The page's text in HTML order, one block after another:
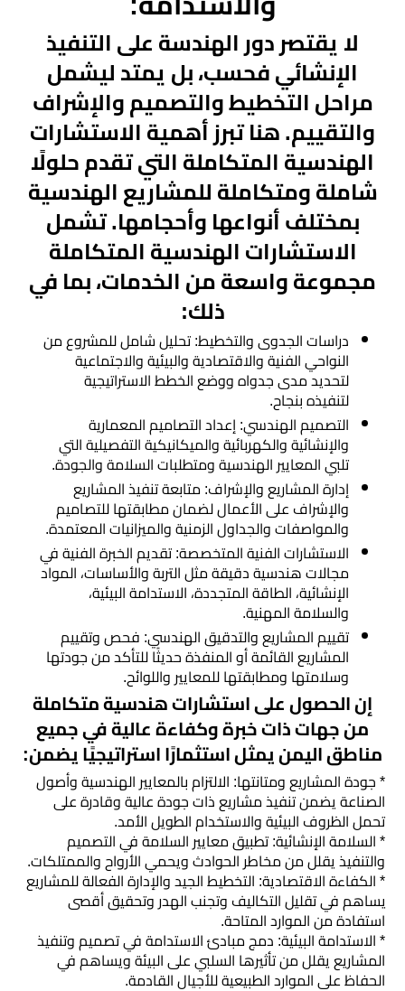
لا يقتصر دور الهندسة على التنفيذ
الإنشائي فحسب، بل يمتد ليشمل
مراحل التخطيط والتصميم والإشراف
والتقييم. هنا تبرز أهمية الاستشارات
الهندسية المتكاملة التي تقدم حلولًا
شاملة ومتكاملة للمشاريع الهندسية
بمختلف أنواعها وأحجامها. تشمل
الاستشارات الهندسية المتكاملة
مجموعة واسعة من الخدمات، بما في
ذلك:
دراسات الجدوى والتخطيط: تحليل شامل للمشروع من
النواحي الفنية والاقتصادية والبيئية والاجتماعية
لتحديد مدى جدواه ووضع الخطط الاستراتيجية
لتنفيذه بنجاح.
التصميم الهندسي: إعداد التصاميم المعمارية
والإنشائية والكهربائية والميكانيكية التفصيلية التي
تلبي المعايير الهندسية ومتطلبات السلامة والجودة.
إدارة المشاريع والإشراف: متابعة تنفيذ المشاريع
والإشراف على الأعمال لضمان مطابقتها للتصاميم
والمواصفات والجداول الزمنية والميزانيات المعتمدة.
الاستشارات الفنية المتخصصة: تقديم الخبرة الفنية في
مجالات هندسية دقيقة مثل التربة والأساسات، المواد
الإنشائية، الطاقة المتجددة، الاستدامة البيئية،
والسلامة المهنية.
تقييم المشاريع والتدقيق الهندسي: فحص وتقييم
المشاريع القائمة أو المنفذة حديثًا للتأكد من جودتها
وسلامتها ومطابقتها للمعايير واللوائح.
إن الحصول على استشارات هندسية متكاملة
من جهات ذات خبرة وكفاءة عالية في جميع
مناطق اليمن يمثل استثمارًا استراتيجيًا يضمن:
* جودة المشاريع ومتانتها: الالتزام بالمعايير الهندسية وأصول
الصناعة يضمن تنفيذ مشاريع ذات جودة عالية وقادرة على
تحمل الظروف البيئية والاستخدام الطويل الأمد.
* السلامة الإنشائية: تطبيق معايير السلامة في التصميم
والتنفيذ يقلل من مخاطر الحوادث ويحمي الأرواح والممتلكات.
* الكفاءة الاقتصادية: التخطيط الجيد والإدارة الفعالة للمشاريع
يساهم في تقليل التكاليف وتجنب الهدر وتحقيق أقصى
استفادة من الموارد المتاحة.
* الاستدامة البيئية: دمج مبادئ الاستدامة في تصميم وتنفيذ
المشاريع يقلل من تأثيرها السلبي على البيئة ويساهم في
الحفاظ على الموارد الطبيعية للأجيال القادمة.